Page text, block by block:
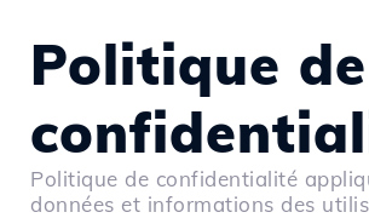
Politique de
Politique de confidentialité
données et informations des